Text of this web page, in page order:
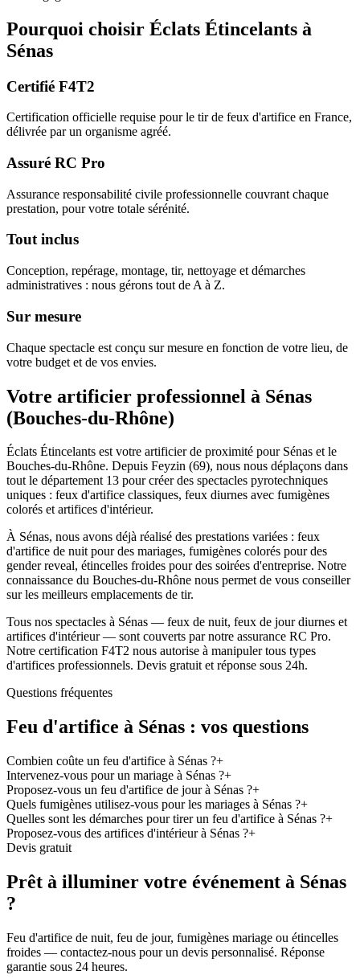
Pourquoi choisir Éclats Étincelants à
Sénas
Certifié F4T2
Certification officielle requise pour le tir de feux d'artifice en France,
délivrée par un organisme agréé.
Assuré RC Pro
Assurance responsabilité civile professionnelle couvrant chaque
prestation, pour votre totale sérénité.
Tout inclus
Conception, repérage, montage, tir, nettoyage et démarches
administratives : nous gérons tout de A à Z.
Sur mesure
Chaque spectacle est conçu sur mesure en fonction de votre lieu, de
votre budget et de vos envies.
Votre artificier professionnel à Sénas
(Bouches-du-Rhône)
Éclats Étincelants est votre artificier de proximité pour Sénas et le
Bouches-du-Rhône. Depuis Feyzin (69), nous nous déplaçons dans
tout le département 13 pour créer des spectacles pyrotechniques
uniques : feux d'artifice classiques, feux diurnes avec fumigènes
colorés et artifices d'intérieur.
À Sénas, nous avons déjà réalisé des prestations variées : feux
d'artifice de nuit pour des mariages, fumigènes colorés pour des
gender reveal, étincelles froides pour des soirées d'entreprise. Notre
connaissance du Bouches-du-Rhône nous permet de vous conseiller
sur les meilleurs emplacements de tir.
Tous nos spectacles à Sénas — feux de nuit, feux de jour diurnes et
artifices d'intérieur — sont couverts par notre assurance RC Pro.
Notre certification F4T2 nous autorise à manipuler tous types
d'artifices professionnels. Devis gratuit et réponse sous 24h.
Questions fréquentes
Feu d'artifice à Sénas : vos questions
Combien coûte un feu d'artifice à Sénas ?+
Intervenez-vous pour un mariage à Sénas ?+
Proposez-vous un feu d'artifice de jour à Sénas ?+
Quels fumigènes utilisez-vous pour les mariages à Sénas ?+
Quelles sont les démarches pour tirer un feu d'artifice à Sénas ?+
Proposez-vous des artifices d'intérieur à Sénas ?+
Devis gratuit
Prêt à illuminer votre événement à Sénas
?
Feu d'artifice de nuit, feu de jour, fumigènes mariage ou étincelles
froides — contactez-nous pour un devis personnalisé. Réponse
garantie sous 24 heures.